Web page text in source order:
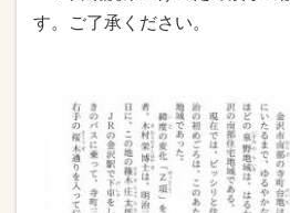
す。ご了承ください。